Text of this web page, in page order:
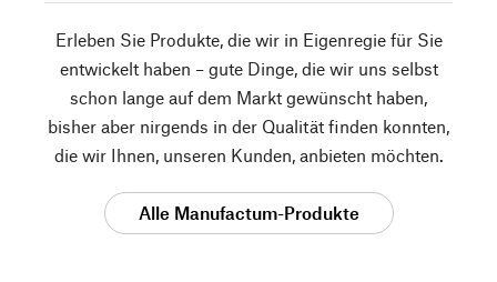
Erleben Sie Produkte, die wir in Eigenregie für Sie
entwickelt haben – gute Dinge, die wir uns selbst
schon lange auf dem Markt gewünscht haben,
bisher aber nirgends in der Qualität finden konnten,
die wir Ihnen, unseren Kunden, anbieten möchten.
Alle Manufactum-Produkte